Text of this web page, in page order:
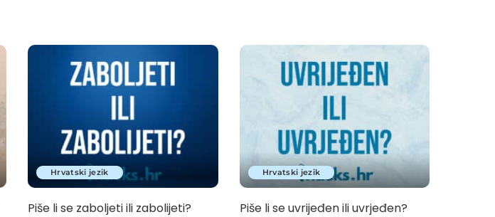
Hrvatski jezik
Piše li se zaboljeti ili zabolijeti?
Hrvatski jezik
Piše li se uvrijeđen ili uvrjeđen?